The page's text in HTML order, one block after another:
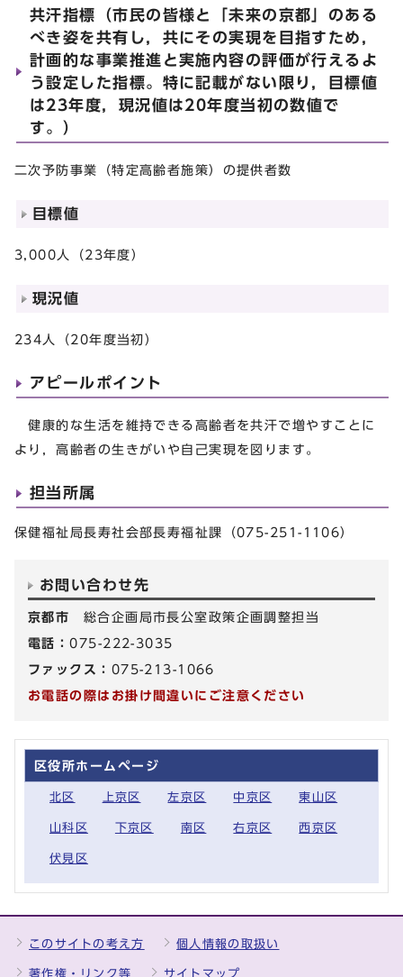
共汗指標（市民の皆様と「未来の京都」のある
べき姿を共有し，共にその実現を目指すため，
計画的な事業推進と実施内容の評価が行えるよ
う設定した指標。特に記載がない限り，目標値
は23年度，現況値は20年度当初の数値で
す。）
二次予防事業（特定高齢者施策）の提供者数
目標値
3,000人（23年度）
現況値
234人（20年度当初）
アピールポイント
健康的な生活を維持できる高齢者を共汗で増やすことに
より，高齢者の生きがいや自己実現を図ります。
担当所属
保健福祉局長寿社会部長寿福祉課（075-251-1106）
お問い合わせ先
京都市 総合企画局市長公室政策企画調整担当
電話：075-222-3035
ファックス： 075-213-1066
お電話の際はお掛け間違いにご注意ください
区役所ホームページ
北区 上京区 左京区 中京区 東山区
山科区 下京区 南区 右京区 西京区
伏見区
このサイトの考え方 個人情報の取扱い
著作権・リンク等 サイトマップ